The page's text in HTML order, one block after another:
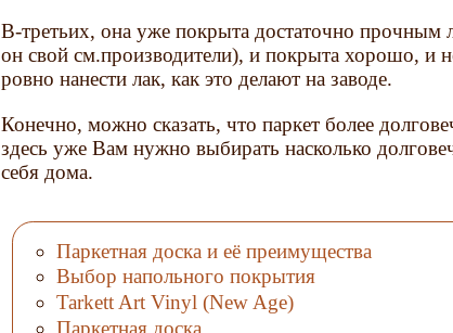
В-третьих, она уже покрыта достаточно прочным
он свой см.производители), и покрыта хорошо, и
ровно нанести лак, как это делают на заводе.
Конечно, можно сказать, что паркет более
здесь уже Вам нужно выбирать насколько
себя дома.
Паркетная доска и её преимущества
Выбор напольного покрытия
Tarkett Art Vinyl (New Age)
Паркетная доска